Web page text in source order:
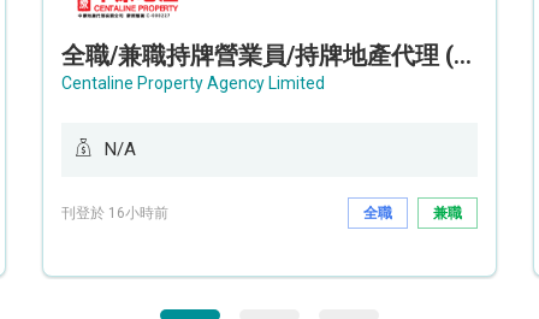
全職/兼職持牌營業員/持牌地產代理 (長沙灣/將軍澳/油塘)
Centaline Property Agency Limited
N/A
刊登於 16小時前 全職 兼職